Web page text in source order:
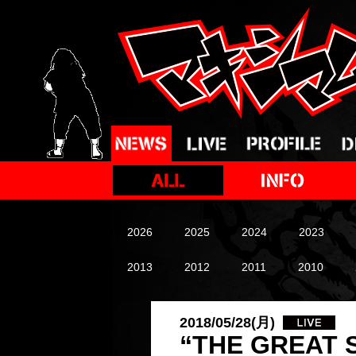
2026 2025 2024 2023
2013 2012 2011 2010
2018/05/28(月)
“THE GREAT